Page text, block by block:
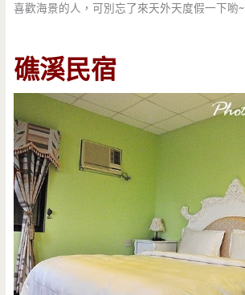
喜歡海景的人，可別忘了來天外天度假一下喲~
礁溪民宿